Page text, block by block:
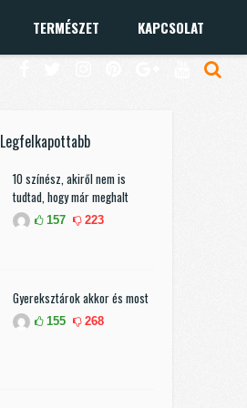
TERMÉSZET KAPCSOLAT
Legfelkapottabb
10 színész, akiről nem is
tudtad, hogy már meghalt
157 223
Gyereksztárok akkor és most
155 268